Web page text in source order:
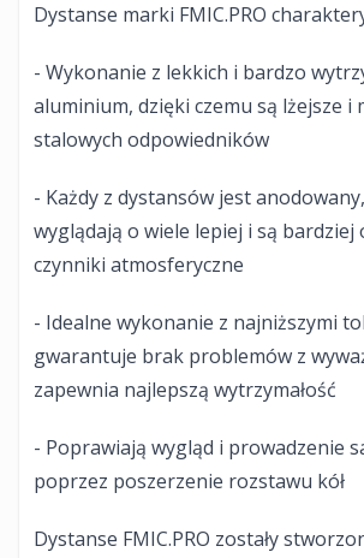
Dystanse marki FMIC.PRO
- Wykonanie z lekkich i bardzo
aluminium, dzięki czemu są lżejsze i
stalowych odpowiedników
- Każdy z dystansów jest
wyglądają o wiele lepiej i są bardziej
czynniki atmosferyczne
- Idealne wykonanie z najniższymi
gwarantuje brak problemów z
zapewnia najlepszą wytrzymałość
- Poprawiają wygląd i prowadzenie
poprzez poszerzenie rozstawu kół
Dystanse FMIC.PRO zostały